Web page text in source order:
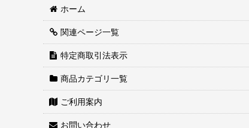
ホーム
関連ページ一覧
特定商取引法表示
商品カテゴリ一覧
ご利用案内
お問い合わせ